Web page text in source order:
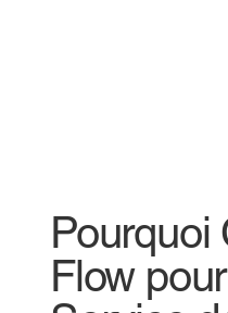
Pourquoi
Flow